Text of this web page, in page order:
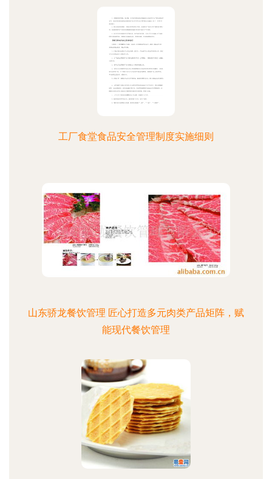
工厂食堂食品安全管理制度实施细则
山东骄龙餐饮管理 匠心打造多元肉类产品矩阵，赋
能现代餐饮管理